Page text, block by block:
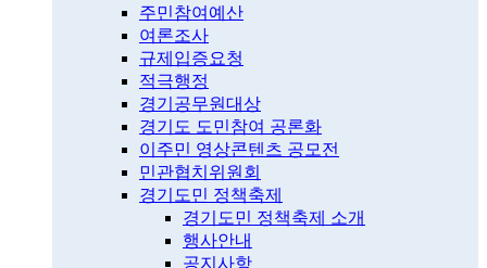
주민참여예산
여론조사
규제입증요청
적극행정
경기공무원대상
경기도 도민참여 공론화
이주민 영상콘텐츠 공모전
민관협치위원회
경기도민 정책축제
경기도민 정책축제 소개
행사안내
공지사항